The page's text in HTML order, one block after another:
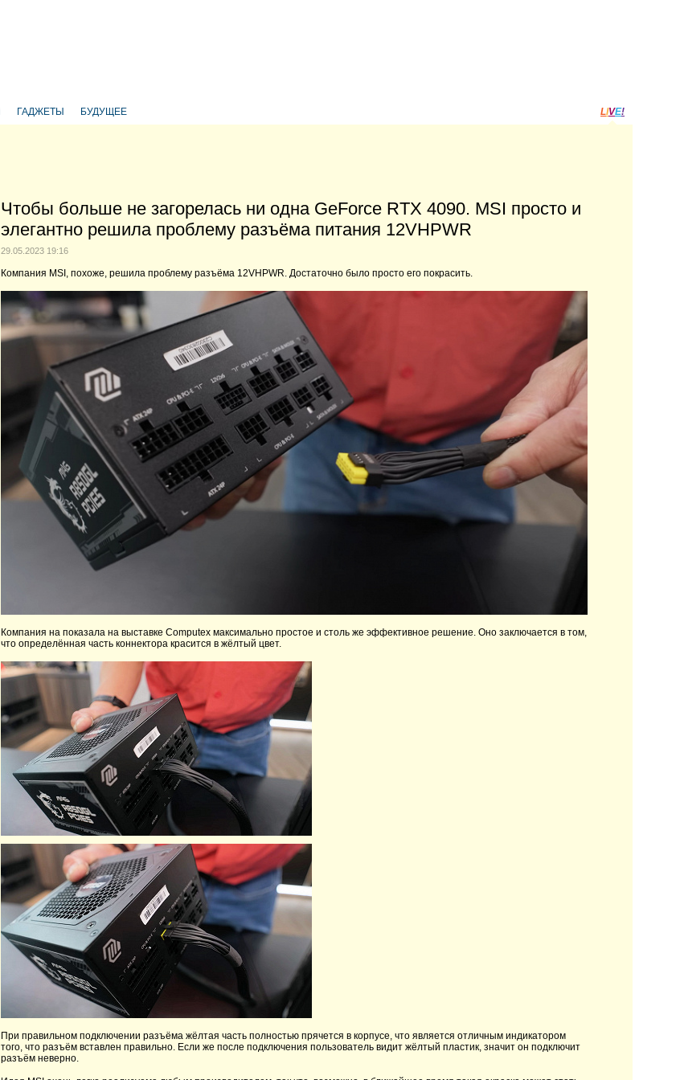
ГАДЖЕТЫ БУДУЩЕЕ LIVE!
Чтобы больше не загорелась ни одна GeForce RTX 4090. MSI просто и
элегантно решила проблему разъёма питания 12VHPWR
29.05.2023 19:16
Компания MSI, похоже, решила проблему разъёма 12VHPWR. Достаточно было просто его покрасить.
Компания на показала на выставке Computex максимально простое и столь же эффективное решение. Оно заключается в том,
что определённая часть коннектора красится в жёлтый цвет.
При правильном подключении разъёма жёлтая часть полностью прячется в корпусе, что является отличным индикатором
того, что разъём вставлен правильно. Если же после подключения пользователь видит жёлтый пластик, значит он подключит
разъём неверно.